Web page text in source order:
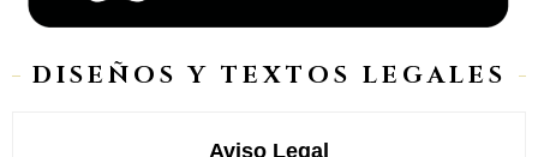
DISEÑOS Y TEXTOS LEGALES
Aviso Legal